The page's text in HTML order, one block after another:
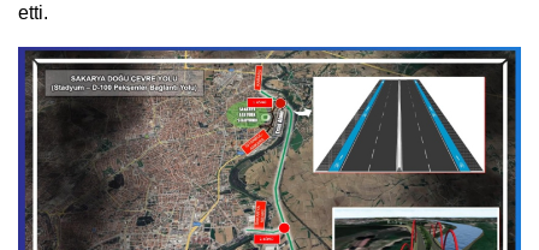
etti.